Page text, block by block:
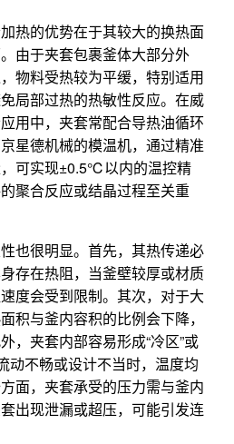
热的优势在于其较大的换热面
由于夹套包裹釜体大部分外
物料受热较为平缓，特别适用
局部过热的热敏性反应。在威
用中，夹套常配合导热油循环
星德机械的模温机，通过精准
可实现±0.5℃以内的温控精
聚合反应或结晶过程至关重
也很明显。首先，其热传递必
存在热阻，当釜壁较厚或材质
度会受到限制。其次，对于大
积与釜内容积的比例会下降，
，夹套内部容易形成“冷区”或
动不畅或设计不当时，温度均
面，夹套承受的压力需与釜内
出现泄漏或超压，可能引发连